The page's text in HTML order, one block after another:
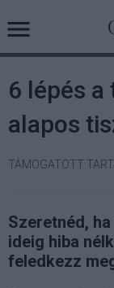
6 lépés
alapos
TÁMOGATOTT
Szeretnéd,
ideig hiba
feledkezz